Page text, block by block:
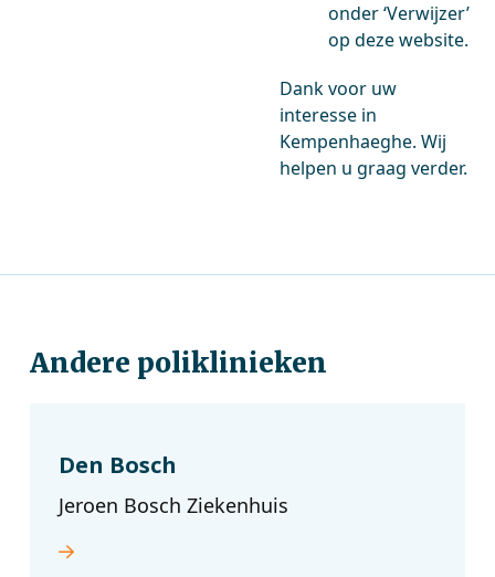
onder ‘Verwijzer’
op deze website.
Dank voor uw
interesse in
Kempenhaeghe. Wij
helpen u graag verder.
Andere poliklinieken
Den Bosch
Jeroen Bosch Ziekenhuis